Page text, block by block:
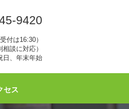
9420
付は16:30）
談に対応）
日、年末年始
セス